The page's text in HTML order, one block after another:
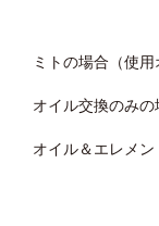
ミトの場合（使
オイル交換のみ
オイル＆エレメ